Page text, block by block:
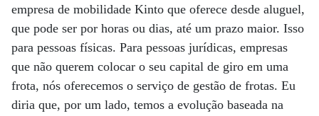
empresa de mobilidade Kinto que oferece desde aluguel,
que pode ser por horas ou dias, até um prazo maior. Isso
para pessoas físicas. Para pessoas jurídicas, empresas
que não querem colocar o seu capital de giro em uma
frota, nós oferecemos o serviço de gestão de frotas. Eu
diria que, por um lado, temos a evolução baseada na